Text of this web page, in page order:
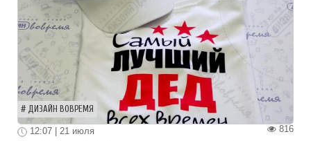
ДИЗАЙН ВОВРЕМЯ
816
12:07 | 21 июля